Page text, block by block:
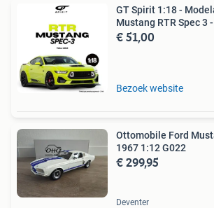
GT Spirit 1:18 -
Mustang RTR Spec 3 -
€ 51,00
Bezoek website
Ottomobile Ford
1967 1:12 G022
€ 299,95
Deventer